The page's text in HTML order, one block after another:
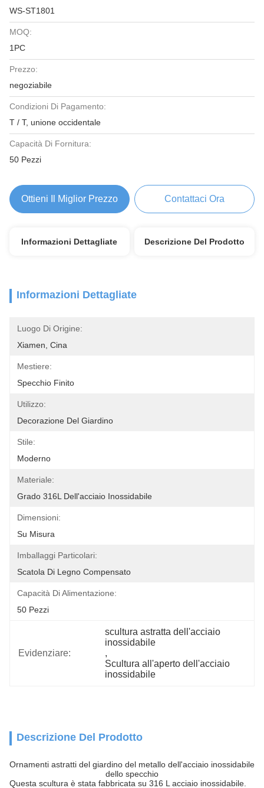
WS-ST1801
MOQ:
1PC
Prezzo:
negoziabile
Condizioni Di Pagamento:
T / T, unione occidentale
Capacità Di Fornitura:
50 Pezzi
Ottieni Il Miglior Prezzo Contattaci Ora
Informazioni Dettagliate Descrizione Del Prodotto
Informazioni Dettagliate
Luogo Di Origine:
Xiamen, Cina
Mestiere:
Specchio Finito
Utilizzo:
Decorazione Del Giardino
Stile:
Moderno
Materiale:
Grado 316L Dell'acciaio Inossidabile
Dimensioni:
Su Misura
Imballaggi Particolari:
Scatola Di Legno Compensato
Capacità Di Alimentazione:
50 Pezzi
Evidenziare:
scultura astratta dell'acciaio
inossidabile
,
Scultura all'aperto dell'acciaio
inossidabile
Descrizione Del Prodotto
Ornamenti astratti del giardino del metallo dell'acciaio inossidabile
dello specchio
Questa scultura è stata fabbricata su 316 L acciaio inossidabile.